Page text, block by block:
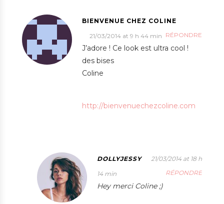
BIENVENUE CHEZ COLINE
21/03/2014 at 9 h 44 min RÉPONDRE
J’adore ! Ce look est ultra cool !
des bises
Coline
http://bienvenuechezcoline.com
DOLLYJESSY
21/03/2014 at 18 h
14 min
RÉPONDRE
Hey merci Coline ;)